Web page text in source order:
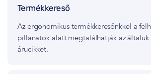
Termékkereső
Az ergonomikus termékkeresőnkkel a
pillanatok alatt megtalálhatják az általuk
árucikket.